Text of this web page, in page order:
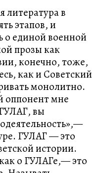
литература в
этапов, и
о единой военной
прозы как
конечно, тоже,
как и Советский
монолитно.
оппонент мне
вы
ГУЛАГ — это
истории.
о ГУЛАГе,— это